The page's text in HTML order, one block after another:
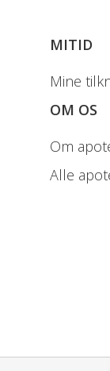
MITID
Mine
OM OS
Om
Alle